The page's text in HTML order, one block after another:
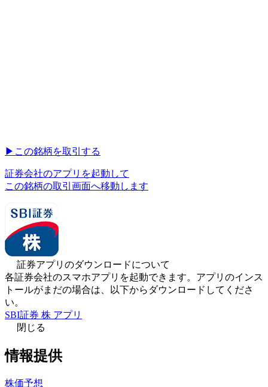
▶︎ この銘柄を取引する
証券会社のアプリを起動して
この銘柄の取引画面へ移動します
証券アプリのダウンロードについて
各証券会社のスマホアプリを起動できます。アプリのインス
トールがまだの場合は、以下からダウンロードしてくださ
い。
SBI証券 株 アプリ
閉じる
情報提供
株価予想